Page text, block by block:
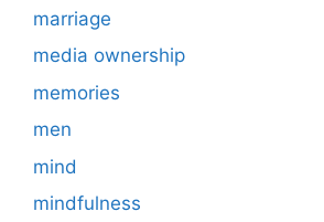
marriage
media ownership
memories
men
mind
mindfulness